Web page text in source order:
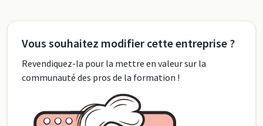
Vous souhaitez modifier cette entreprise ?
Revendiquez-la pour la mettre en valeur sur la
communauté des pros de la formation !